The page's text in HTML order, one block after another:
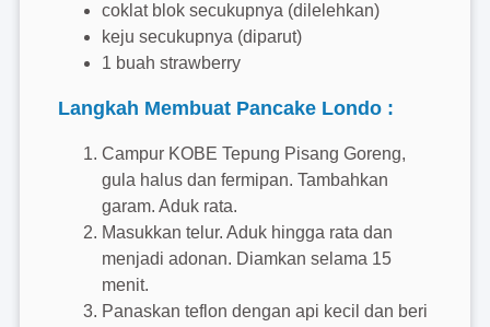
coklat blok secukupnya (dilelehkan)
keju secukupnya (diparut)
1 buah strawberry
Langkah Membuat Pancake Londo :
Campur KOBE Tepung Pisang Goreng,
gula halus dan fermipan. Tambahkan
garam. Aduk rata.
Masukkan telur. Aduk hingga rata dan
menjadi adonan. Diamkan selama 15
menit.
Panaskan teflon dengan api kecil dan beri